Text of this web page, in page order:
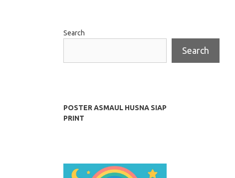
Search
Search
POSTER ASMAUL HUSNA SIAP
PRINT